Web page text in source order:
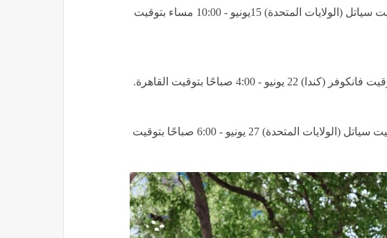
ـ مصر vs بلجيكا 15 يونيو (3:00 مساءً) بتوقيت سياتل (الولايات المتحدة) 15يونيو - 10:00 مساء بتوقيت
ـ مصر vs إيران 26 يونيو (11:00 مساءً) بتوقيت سياتل (الولايات المتحدة) 27 يونيو - 6:00 صباحًا بتوقيت